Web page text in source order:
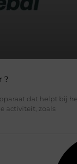
?
dat helpt bij
activiteit, zoals